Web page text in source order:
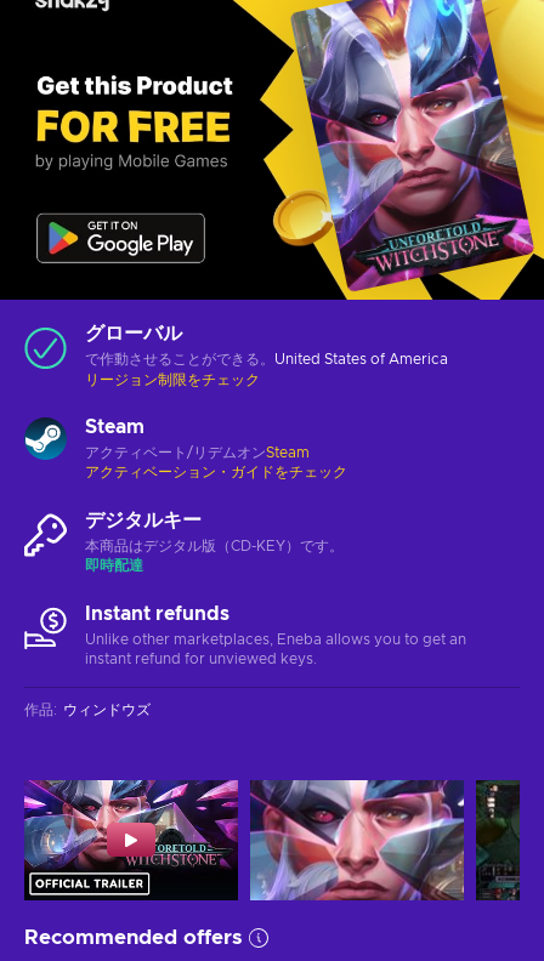
グローバル
で作動させることができる。 United States of America
リージョン制限をチェック
Steam
アクティベート/リデムオンSteam
アクティベーション・ガイドをチェック
デジタルキー
本商品はデジタル版（CD-KEY）です。
即時配達
Instant refunds
Unlike other marketplaces, Eneba allows you to get an
instant refund for unviewed keys.
作品: ウィンドウズ
Recommended offers